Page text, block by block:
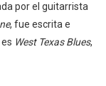
por el guitarrista
, fue escrita e
West Texas Blues,